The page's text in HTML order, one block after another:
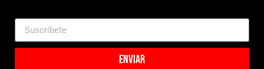
Enviar